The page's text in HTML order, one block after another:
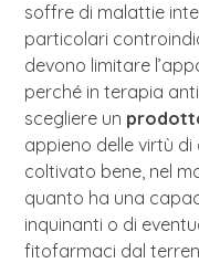
soffre di malattie
particolari
devono limitare
perché in terapia
scegliere un
appieno delle virtù
coltivato bene, nel
quanto ha una
inquinanti o di
fitofarmaci dal